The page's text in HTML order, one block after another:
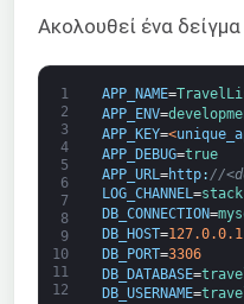
Ακολουθεί ένα
1
2
3
4
5
6
7
8
9
10
11
12
APP_NAME=
APP_ENV=
APP_KEY=<
APP_DEBUG=true
APP_URL =http: //
LOG_CHANNEL=stack
DB_CONNECTION=
DB_HOST=127.0.0.1
DB_PORT=3306
DB_DATABASE=
DB_USERNAME=